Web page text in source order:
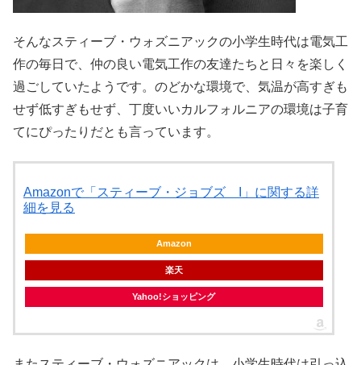
そんなスティーブ・ウォズニアックの小学生時代は電気工
作の毎日で、仲の良い電気工作の友達たちと日々を楽しく
過ごしていたようです。のどかな環境で、気温が高すぎも
せず低すぎもせず、丁度いいカルフォルニアの環境は子育
てにぴったりだとも言っています。
Amazonで「スティーブ・ジョブズ I」に関する詳
細を見る
Amazon
楽天
Yahoo!ショッピング